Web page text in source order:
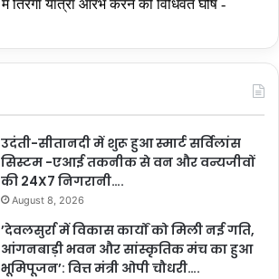
उदंती-सीतानदी में शुरू हुआ स्मार्ट सर्विलांस
सिस्टम -एआई तकनीक से वन और वन्यजीवों
की 24X7 निगरानी….
August 8, 2026
’देवलसुर्रा में विकास कार्यों को मिली नई गति,
आंगनबाड़ी भवन और सांस्कृतिक मंच का हुआ
भूमिपूजन’: वित्त मंत्री ओपी चौधरी….